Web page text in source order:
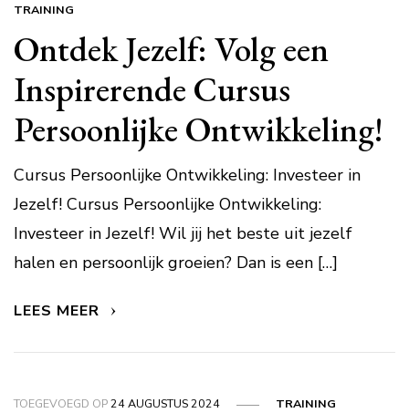
TRAINING
Ontdek Jezelf: Volg een
Inspirerende Cursus
Persoonlijke Ontwikkeling!
Cursus Persoonlijke Ontwikkeling: Investeer in
Jezelf! Cursus Persoonlijke Ontwikkeling:
Investeer in Jezelf! Wil jij het beste uit jezelf
halen en persoonlijk groeien? Dan is een […]
LEES MEER
TOEGEVOEGD OP24 AUGUSTUS 2024 TRAINING